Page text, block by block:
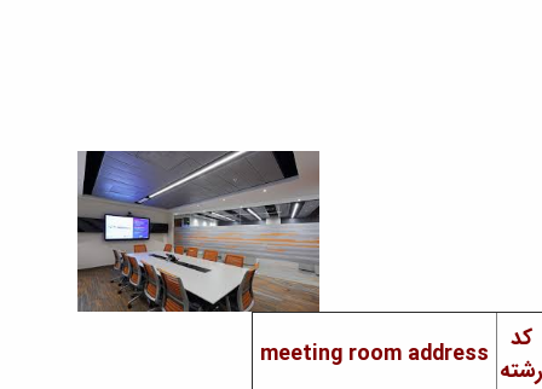
meeting room address
کد
رشته